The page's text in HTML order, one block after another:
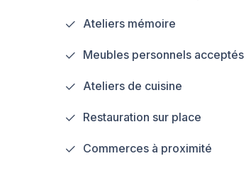
Ateliers mémoire
Meubles personnels acceptés
Ateliers de cuisine
Restauration sur place
Commerces à proximité